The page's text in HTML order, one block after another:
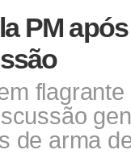
PM
de arma